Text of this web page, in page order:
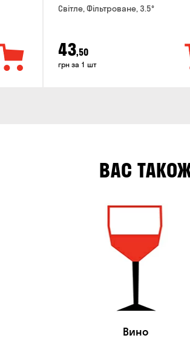
Світле, Фільтроване, 3.5°
43,50
грн за 1 шт
ВАС
Вино